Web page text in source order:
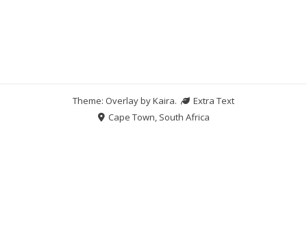
Theme: Overlay byKaira.
Extra Text
Cape Town, South Africa